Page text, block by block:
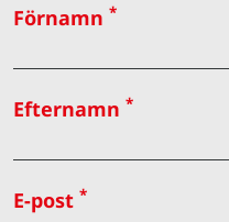
Förnamn *
Efternamn *
E-post *